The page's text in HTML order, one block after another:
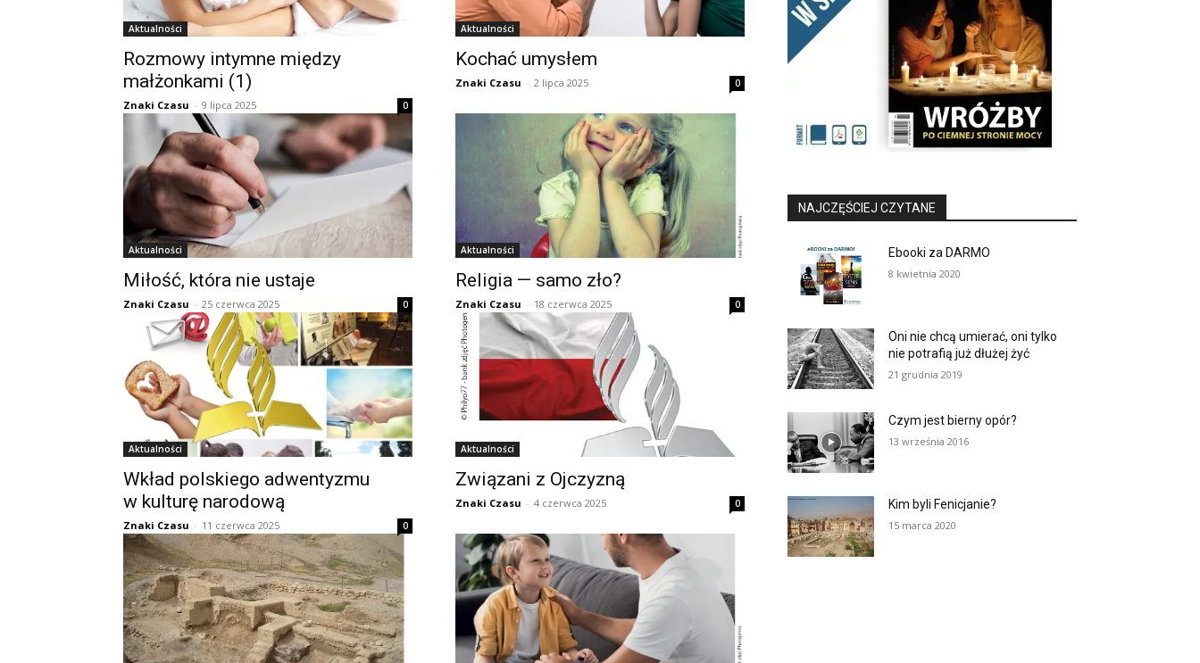
Aktualności
Rozmowy intymne między
małżonkami (1)
Znaki Czasu - 9 lipca 2025 0
Aktualności
Kochać umysłem
Znaki Czasu - 2 lipca 2025 0
Aktualności
Miłość, która nie ustaje
Znaki Czasu - 25 czerwca 2025 0
Aktualności
Religia — samo zło?
Znaki Czasu - 18 czerwca 2025 0
Aktualności
Wkład polskiego adwentyzmu
w kulturę narodową
Znaki Czasu - 11 czerwca 2025 0
Aktualności
Związani z Ojczyzną
Znaki Czasu - 4 czerwca 2025 0
NAJCZĘŚCIEJ CZYTANE
Ebooki za DARMO
8 kwietnia 2020
Oni nie chcą umierać, oni tylko
nie potrafią już dłużej żyć
21 grudnia 2019
Czym jest bierny opór?
13 września 2016
Kim byli Fenicjanie?
15 marca 2020